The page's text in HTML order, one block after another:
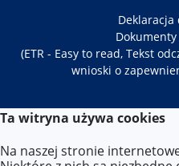
Deklaracja
(ETR - Easy to read, Tekst
wnioski o
Tel. 22-
Ta witryna używa cookies
Na naszej stronie